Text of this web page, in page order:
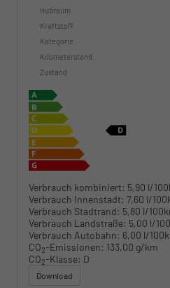
Hubraum
Kraftstoff
Kategorie
Kilometerstand
Zustand
Verbrauch kombiniert: 5,90 l/
Verbrauch Innenstadt: 7,60 l/
Verbrauch Stadtrand: 5,80 l/
Verbrauch Landstraße: 5,00 l/
Verbrauch Autobahn: 6,00 l/
CO2-Emissionen: 133,00 g/km
CO2-Klasse: D
Download